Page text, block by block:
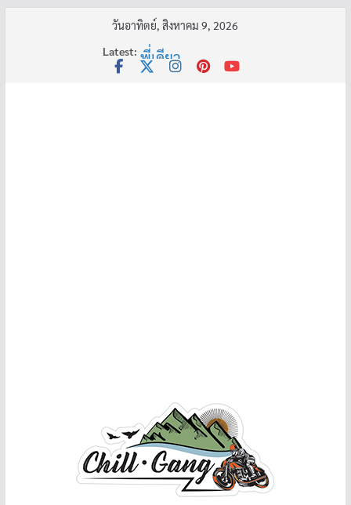
วันอาทิตย์, สิงหาคม 9, 2026
Latest: พี่เดียว